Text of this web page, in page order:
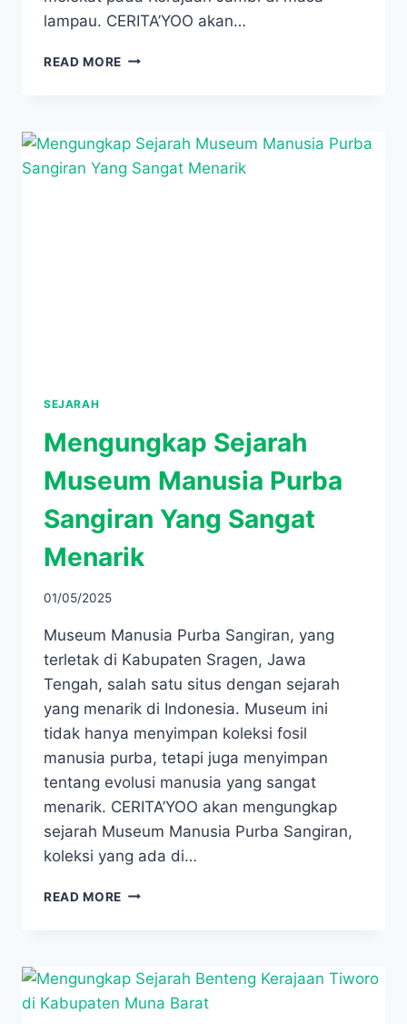
lampau. CERITA’YOO akan…
READ MORE SIMBOL
SEJARAH
TUGU
SEJARAH
Mengungkap Sejarah
Museum Manusia Purba
Sangiran Yang Sangat
Menarik
01/05/2025
Museum Manusia Purba Sangiran, yang
terletak di Kabupaten Sragen, Jawa
Tengah, salah satu situs dengan sejarah
yang menarik di Indonesia. Museum ini
tidak hanya menyimpan koleksi fosil
manusia purba, tetapi juga menyimpan
tentang evolusi manusia yang sangat
menarik. CERITA’YOO akan mengungkap
sejarah Museum Manusia Purba Sangiran,
koleksi yang ada di…
READ MORE MENGUNGKAP
SANGIRAN
YANG